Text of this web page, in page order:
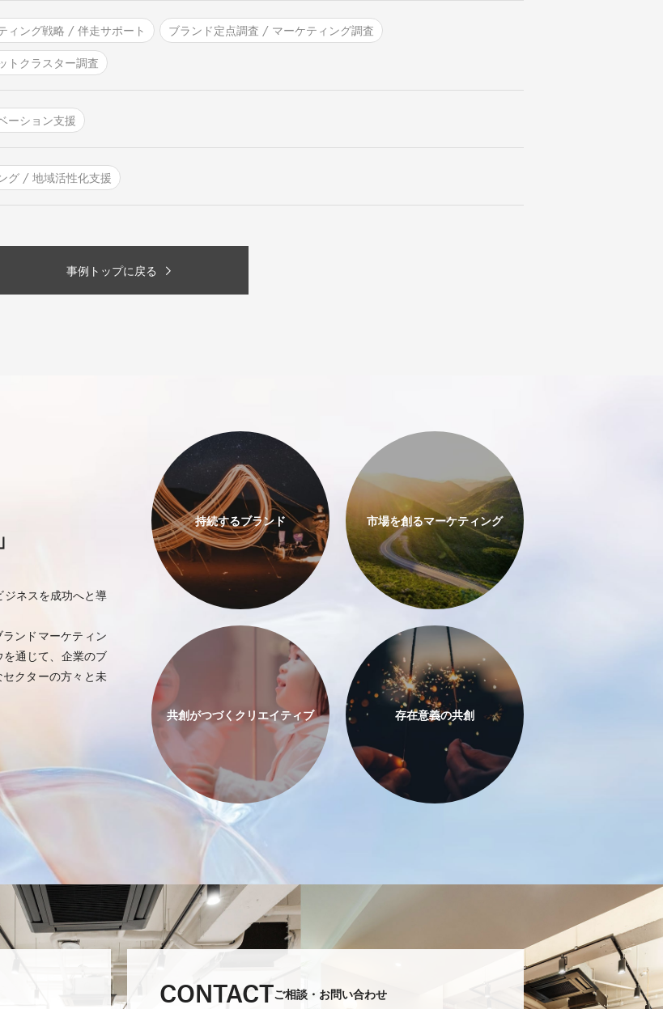
ィング戦略 / 伴走サポート ブランド定点調査 / マーケティング調査
トクラスター調査
ーション支援
グ / 地域活性化支援
事例トップに戻る
持続するブランド 市場を創るマーケティング
共創がつづく クリエイティブ 存在意義の共創
ネスを成功へと導
ンドマーケティン
通じて、企業のブ
クターの方々と未
CONTACTご相談・お問い合わせ